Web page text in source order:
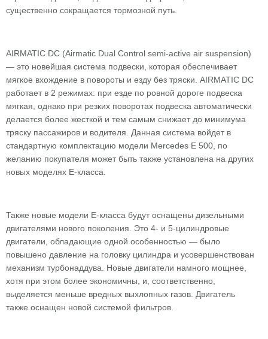
существенно сокращается тормозной путь.
AIRMATIC DC (Airmatic Dual Control semi-active air suspension)
— это новейшая система подвески, которая обеспечивает
мягкое вхождение в повороты и езду без тряски. AIRMATIC DC
работает в 2 режимах: при езде по ровной дороге подвеска
мягкая, однако при резких поворотах подвеска автоматически
делается более жесткой и тем самым снижает до минимума
тряску пассажиров и водителя. Данная система войдет в
стандартную комплектацию модели Mercedes Е 500, по
желанию покупателя может быть также установлена на других
новых моделях Е-класса.
Также новые модели Е-класса будут оснащены дизельными
двигателями нового поколения. Это 4- и 5-цилиндровые
двигатели, обладающие одной особенностью — было
повышено давление на головку цилиндра и усовершенствован
механизм турбонаддува. Новые двигатели намного мощнее,
хотя при этом более экономичны, и, соответственно,
выделяется меньше вредных выхлопных газов. Двигатель
также оснащен новой системой фильтров.